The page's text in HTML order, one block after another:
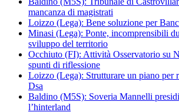
mancanza di magistrati
Loizzo (Lega): Bene soluzione per
Minasi (Lega): Ponte, incomprensibili
sviluppo del territorio
Occhiuto (FI): Attività Osservatorio su
spunti di riflessione
Loizzo (Lega): Strutturare un piano per
Dsa
Baldino (M5S): Soveria Mannelli
l’hinterland